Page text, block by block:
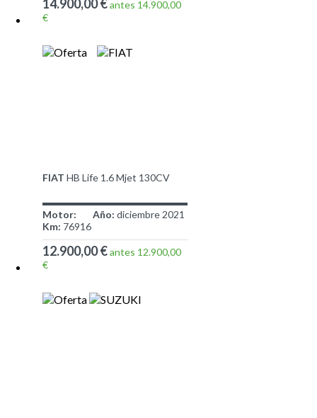
14.900,00 €antes 14.900,00
€
FIAT HB Life 1.6 Mjet 130CV
Motor: Año: diciembre 2021
Km: 76916
12.900,00 €antes 12.900,00
€